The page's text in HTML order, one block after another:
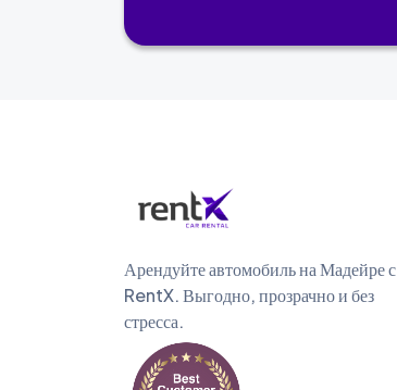
Арендуйте автомобиль на Мадейре с
RentX. Выгодно, прозрачно и без
стресса.